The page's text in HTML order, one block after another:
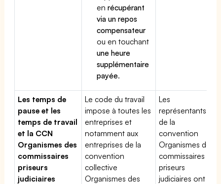
enrécupérant
via un repos
compensateur
ou en touchant
une heure
supplémentaire
payée.
Les temps de
pause et les
temps de travail
et la CCN
Organismes des
commissaires
priseurs
judiciaires
Le code du travail
impose à toutes les
entreprises et
notamment aux
entreprises de la
convention
collective
Organismes des
Les
représentants
de la
convention
Organismes des
commissaires
priseurs
judiciaires ont